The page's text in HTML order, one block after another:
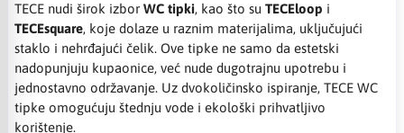
TECE nudi širok izbor WC tipki, kao što su TECEloop i
TECEsquare, koje dolaze u raznim materijalima, uključujući
staklo i nehrđajući čelik. Ove tipke ne samo da estetski
nadopunjuju kupaonice, već nude dugotrajnu upotrebu i
jednostavno održavanje. Uz dvokoličinsko ispiranje, TECE WC
tipke omogućuju štednju vode i ekološki prihvatljivo
korištenje.